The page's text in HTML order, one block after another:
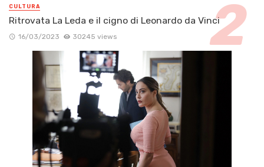
CULTURA
Ritrovata La Leda e il cigno di Leonardo da Vinci
16/03/2023 30245 views